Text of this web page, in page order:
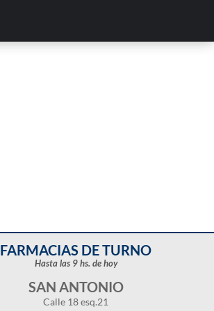
FARMACIAS DE TURNO
Hasta las 9 hs. de hoy
SAN ANTONIO
Calle 18 esq.21